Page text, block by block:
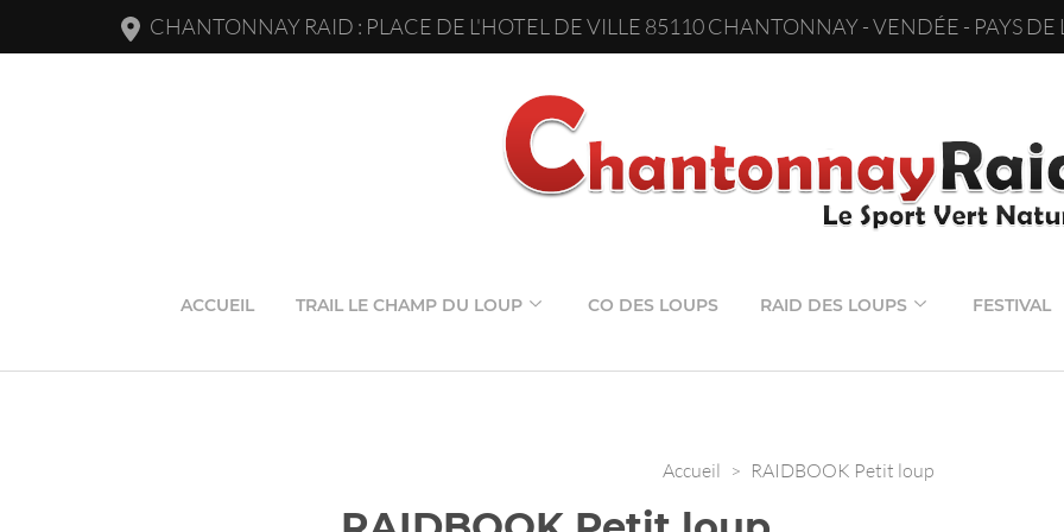
CHANTONNAY RAID : PLACE DE L'HOTEL DE VILLE 85110 CHANTONNAY - VENDÉE - PAYS DE
ACCUEIL TRAIL LE CHAMP DU LOUP CO DES LOUPS RAID DES LOUPS FESTIVAL
Accueil > RAIDBOOK Petit loup